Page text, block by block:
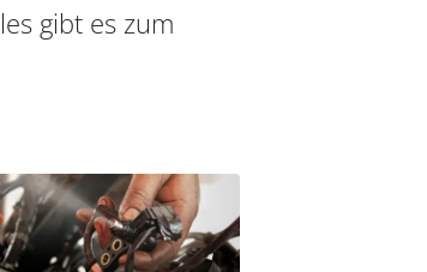
gibt es zum